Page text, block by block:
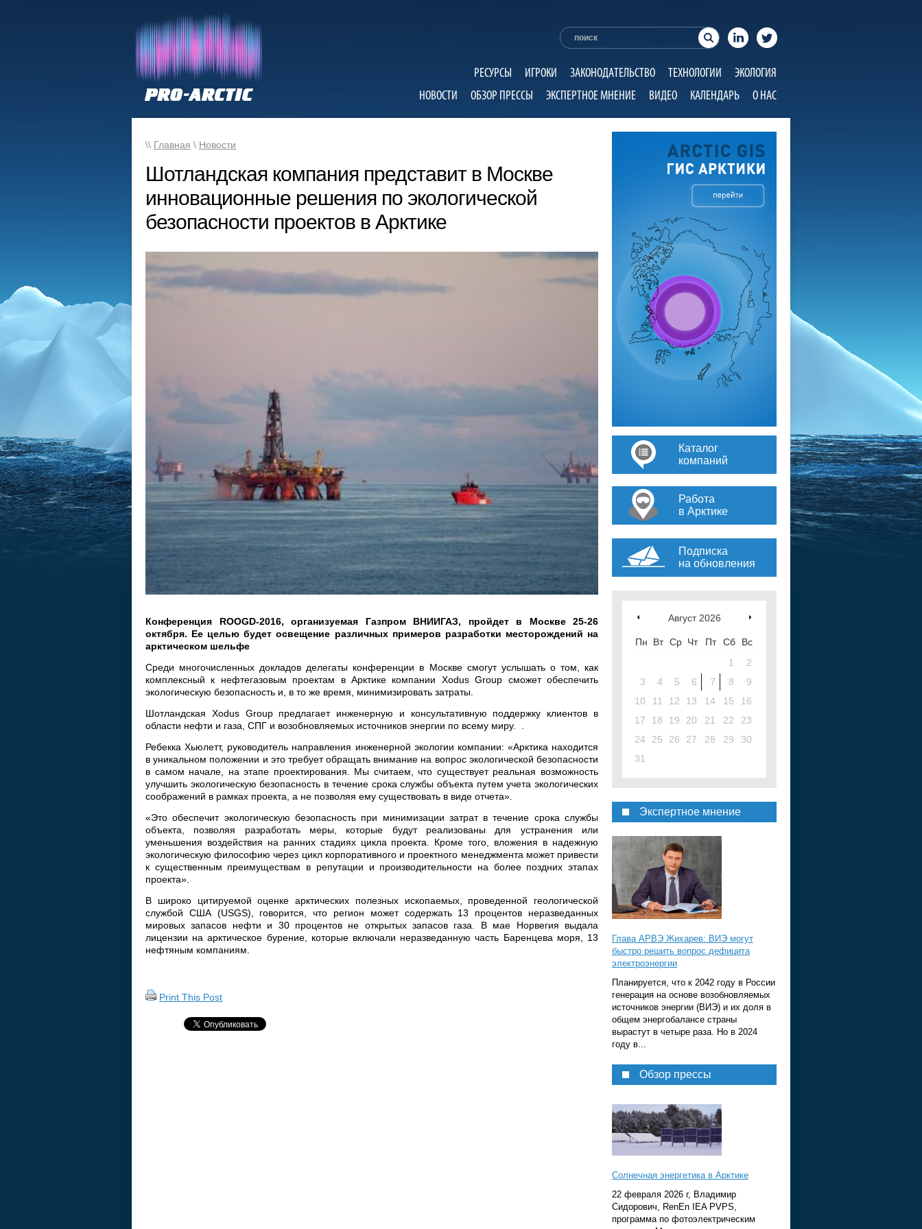
РЕСУРСЫ ИГРОКИ ЗАКОНОДАТЕЛЬСТВО ТЕХНОЛОГИИ
ЭКОЛОГИЯ
НОВОСТИ
ОБЗОР ПРЕССЫ ЭКСПЕРТНОЕ МНЕНИЕ ВИДЕО КАЛЕНДАРЬ О НАС
\\ Главная \ Новости
Шотландская компания представит в Москве
инновационные решения по экологической
безопасности проектов в Арктике
Конференция ROOGD-2016, организуемая Газпром ВНИИГАЗ, пройдет в Москве 25-26
октября. Ее целью будет освещение различных примеров разработки месторождений на
арктическом шельфе
Среди многочисленных докладов делегаты конференции в Москве смогут услышать о том, как
комплексный к нефтегазовым проектам в Арктике компании Xodus Group сможет обеспечить
экологическую безопасность и, в то же время, минимизировать затраты.
Шотландская Xodus Group предлагает инженерную и консультативную поддержку клиентов в
области нефти и газа, СПГ и возобновляемых источников энергии по всему миру. .
Ребекка Хьюлетт, руководитель направления инженерной экологии компании: «Арктика находится
в уникальном положении и это требует обращать внимание на вопрос экологической безопасности
в самом начале, на этапе проектирования. Мы считаем, что существует реальная возможность
улучшить экологическую безопасность в течение срока службы объекта путем учета экологических
соображений в рамках проекта, а не позволяя ему существовать в виде отчета».
«Это обеспечит экологическую безопасность при минимизации затрат в течение срока службы
объекта, позволяя разработать меры, которые будут реализованы для устранения или
уменьшения воздействия на ранних стадиях цикла проекта. Кроме того, вложения в надежную
экологическую философию через цикл корпоративного и проектного менеджмента может привести
к существенным преимуществам в репутации и производительности на более поздних этапах
проекта».
В широко цитируемой оценке арктических полезных ископаемых, проведенной геологической
службой США (USGS), говорится, что регион может содержать 13 процентов неразведанных
мировых запасов нефти и 30 процентов не открытых запасов газа. В мае Норвегия выдала
лицензии на арктическое бурение, которые включали неразведанную часть Баренцева моря, 13
нефтяным компаниям.
Print This Post
Каталог
компаний
Работа
в Арктике
Подписка
на обновления
Август 2026
Пн Вт Ср Чт Пт Сб
Вс
1
2
3
4 5 6 7 8
9
10
11 12 13 14 15
16
17
18 19 20 21 22
23
24
25 26 27 28 29
30
31
Экспертное мнение
Глава АРВЭ Жихарев: ВИЭ могут
быстро решить вопрос дефицита
электроэнергии
Планируется, что к 2042 году в России
генерация на основе возобновляемых
источников энергии (ВИЭ) и их доля в
общем энергобалансе страны
вырастут в четыре раза. Но в 2024
году в...
Обзор прессы
Солнечная энергетика в Арктике
22 февраля 2026 г, Владимир
Сидорович, RenEn IEA PVPS,
программа по фотоэлектрическим